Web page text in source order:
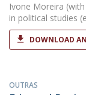
Ivone Moreira
in political studies
DOWNLOAD
OUTRAS